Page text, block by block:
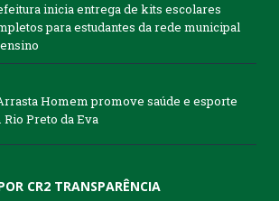
inicia entrega de kits escolares
para estudantes da rede municipal
Homem promove saúde e esporte
Rio Preto da Eva
CR2 TRANSPARÊNCIA